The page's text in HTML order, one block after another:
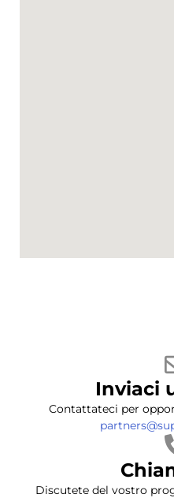
Inviaci
Contattateci per
Discutete del vostro